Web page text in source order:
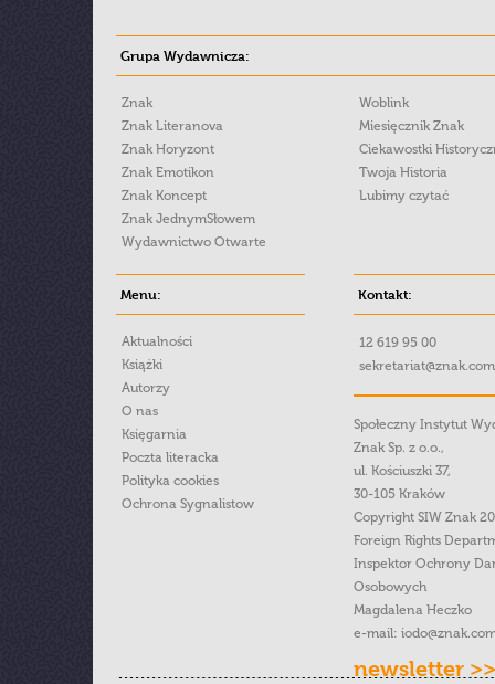
Grupa Wydawnicza:
Znak
Znak Literanova
Znak Horyzont
Znak Emotikon
Znak Koncept
Znak JednymSłowem
Wydawnictwo Otwarte
Woblink
Miesięcznik Znak
Ciekawostki
Twoja Historia
Lubimy czytać
Menu:
Aktualności
Książki
Autorzy
O nas
Księgarnia
Poczta literacka
Polityka cookies
Ochrona Sygnalistow
Kontakt:
12 619 95 00
Społeczny Instytut
Znak Sp. z o.o.,
ul. Kościuszki 37,
30-105 Kraków
Copyright SIW Znak
Foreign Rights
Inspektor Ochrony
Osobowych
Magdalena Heczko
e-mail:
newsletter >>